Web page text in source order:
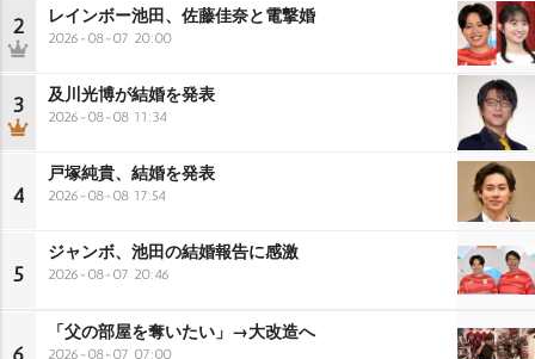
2 レインボー池田、佐藤佳奈と電撃婚
2026-08-07 20:00
3 及川光博が結婚を発表
2026-08-08 11:34
4
戸塚純貴、結婚を発表
2026-08-08 17:54
5
ジャンボ、池田の結婚報告に感激
2026-08-07 20:46
「父の部屋を奪いたい」→大改造へ
2026-08-07 07:00